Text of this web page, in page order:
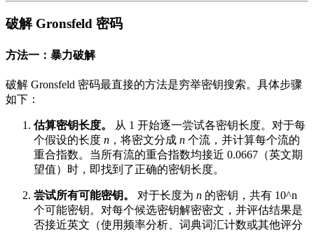
破解 Gronsfeld 密码
方法一：暴力破解
破解 Gronsfeld 密码最直接的方法是穷举密钥搜索。具体步骤
如下：
估算密钥长度。
从 1 开始逐一尝试各密钥长度。对于每
个假设的长度 n ，将密文分成 n 个流，并计算每个流的
重合指数。当所有流的重合指数均接近 0.0667（英文期
望值）时，即找到了正确的密钥长度。
尝试所有可能密钥。 对于长度为 n 的密钥，共有 10^n
个可能密钥。对每个候选密钥解密密文，并评估结果是
否接近英文（使用频率分析、词典词汇计数或其他评分